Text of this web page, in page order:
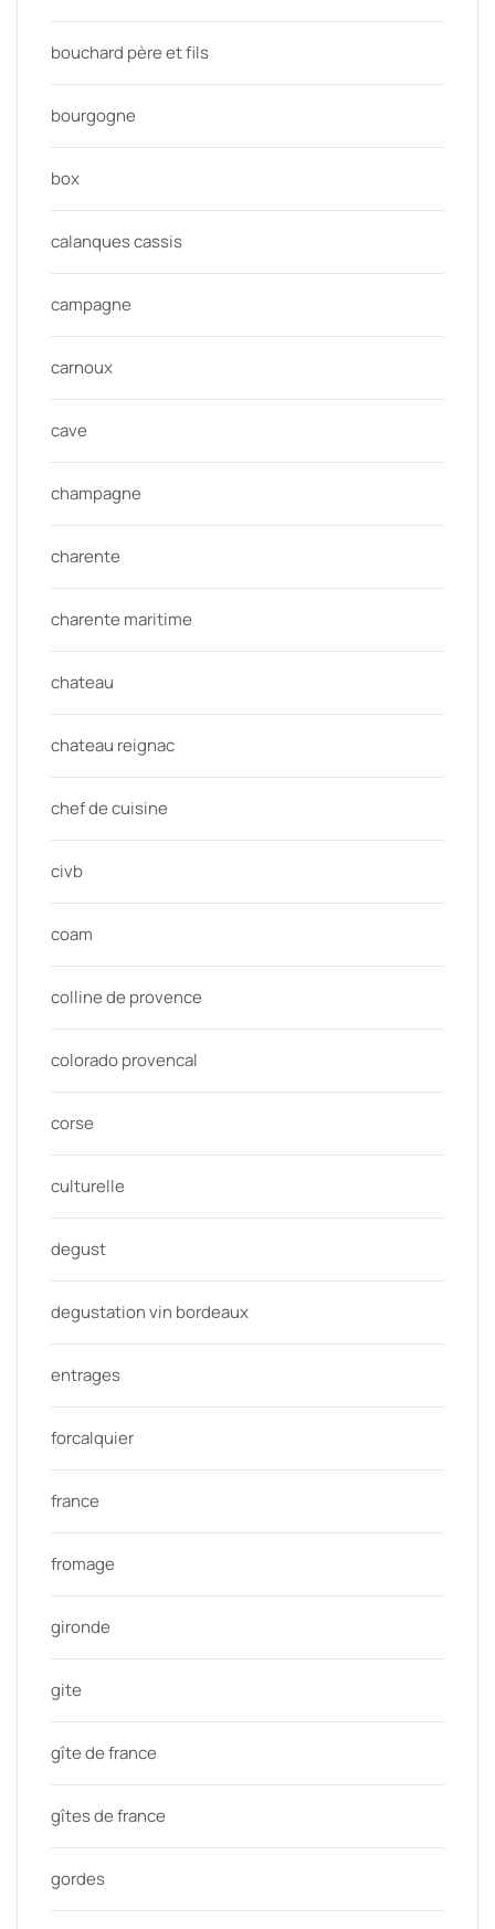
bouchard père et fils
bourgogne
box
calanques cassis
campagne
carnoux
cave
champagne
charente
charente maritime
chateau
chateau reignac
chef de cuisine
civb
coam
colline de provence
colorado provencal
corse
culturelle
degust
degustation vin bordeaux
entrages
forcalquier
france
fromage
gironde
gite
gîte de france
gîtes de france
gordes